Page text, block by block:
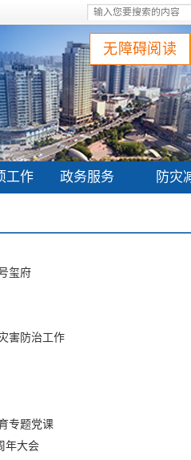
无障碍阅读
工作 政务服务 防灾
玺府
害防治工作
专题党课
年大会